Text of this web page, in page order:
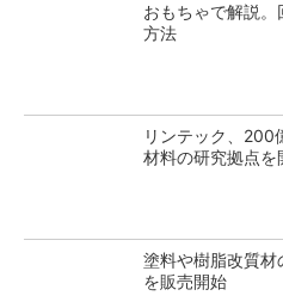
おもちゃで解説
方法
リンテック、200
材料の研究拠点を
塗料や樹脂改質
を販売開始